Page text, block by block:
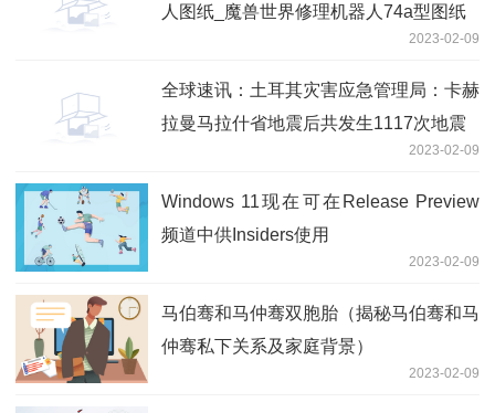
人图纸_魔兽世界修理机器人74a型图纸
2023-02-09
全球速讯：土耳其灾害应急管理局：卡赫
拉曼马拉什省地震后共发生1117次地震
2023-02-09
Windows 11现在可在Release Preview
频道中供Insiders使用
2023-02-09
马伯骞和马仲骞双胞胎（揭秘马伯骞和马
仲骞私下关系及家庭背景）
2023-02-09